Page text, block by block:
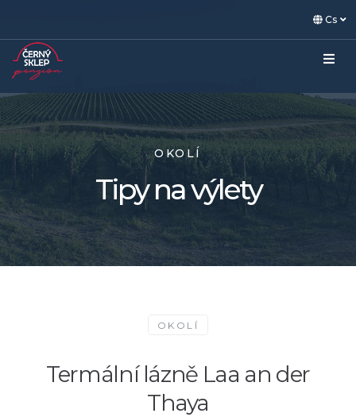
Cs
OKOLÍ
Tipy na výlety
OKOLÍ
Termální lázně Laa an der
Thaya